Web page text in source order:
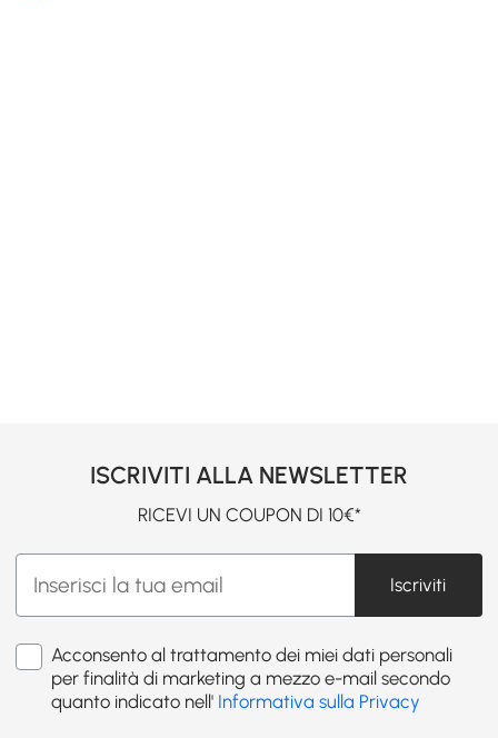
ISCRIVITI ALLA NEWSLETTER
RICEVI UN COUPON DI 10€*
Iscriviti
Acconsento al trattamento dei miei dati personali
per finalità di marketing a mezzo e-mail secondo
quanto indicato nell' Informativa sulla Privacy